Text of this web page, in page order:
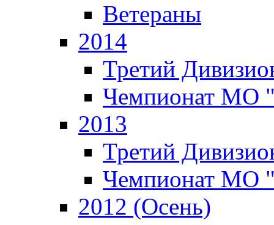
Ветераны
2014
Третий
Чемпионат МО
2013
Третий
Чемпионат МО
2012 (Осень)